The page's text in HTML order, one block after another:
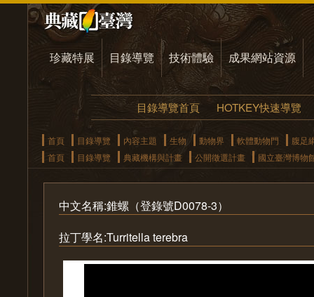
珍藏特展 目錄導覽 技術體驗 成果網站資源
目錄導覽首頁 HOTKEY快速導覽
首頁 目錄導覽 內容主題 生物 動物界 軟體動物門
腹足
首頁
目錄導覽 典藏機構與計畫 公開徵選計畫 國立臺灣博物
中文名稱:錐螺（登錄號D0078-3）
拉丁學名:Turritella terebra